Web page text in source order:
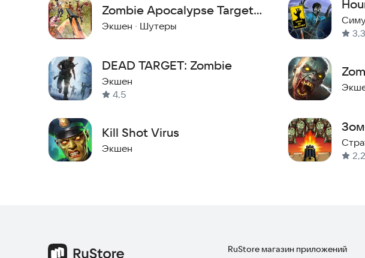
Zombie Apocalypse Target
Dead
Экшен · Шутеры
DEAD TARGET: Zombie
Экшен
4,5
Kill Shot Virus
Экшен
3,3
2,2
RuStore магазин приложений